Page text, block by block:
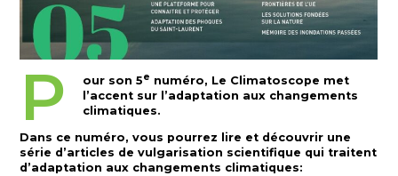
P our son 5e numéro, Le Climatoscope met
l’accent sur l’adaptation aux changements
climatiques.
Dans ce numéro, vous pourrez lire et découvrir une
série d’articles de vulgarisation scientifique qui traitent
d’adaptation aux changements climatiques: